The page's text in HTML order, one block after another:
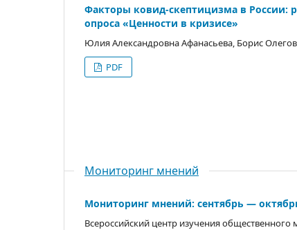
Факторы ковид-скептицизма в России:
опроса «Ценности в кризисе»
Юлия Александровна Афанасьева, Борис
PDF
Мониторинг мнений
Мониторинг мнений: сентябрь —
Всероссийский центр изучения общественного